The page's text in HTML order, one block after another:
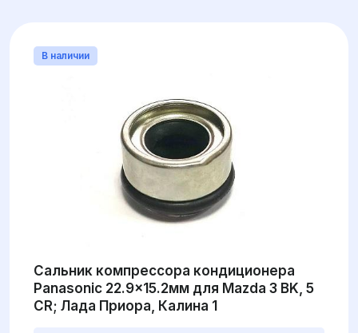
В наличии
Сальник компрессора кондиционера
Panasonic 22.9x15.2мм для Mazda 3 BK, 5
CR; Лада Приора, Калина 1